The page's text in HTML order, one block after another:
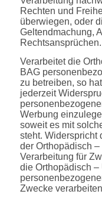
Rechten und
überwiegen, oder
Geltendmachung,
Rechtsansprüchen.
Verarbeitet die
BAG
zu betreiben, so
jederzeit
Werbung
soweit es mit
steht. Widerspricht
der Orthopädisch
Verarbeitung für
die Orthopädisch
Zwecke